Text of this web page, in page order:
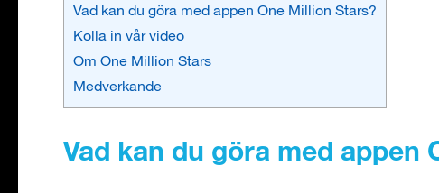
Vad kan du göra med appen One Million Stars?
Kolla in vår video
Om One Million Stars
Medverkande
Vad kan du göra med appen